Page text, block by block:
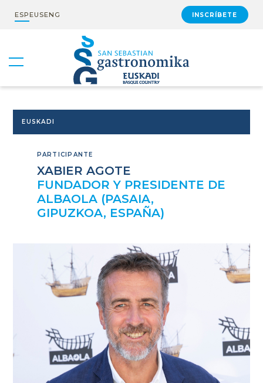
ESPEUSENG INSCRÍBETE
EUSKADI
PARTICIPANTE
XABIER AGOTE
FUNDADOR Y PRESIDENTE DE
ALBAOLA (PASAIA,
GIPUZKOA, ESPAÑA)